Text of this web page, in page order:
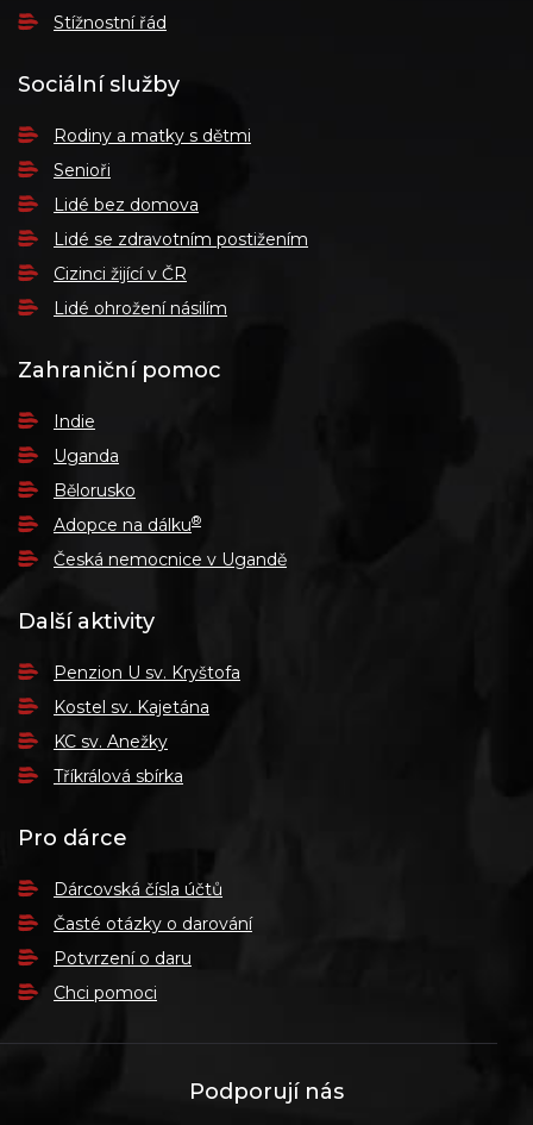
Stížnostní řád
Sociální služby
Rodiny a matky s dětmi
Senioři
Lidé bez domova
Lidé se zdravotním postižením
Cizinci žijící v ČR
Lidé ohrožení násilím
Zahraniční pomoc
Indie
Uganda
Bělorusko
Adopce na dálku®
Česká nemocnice v Ugandě
Další aktivity
Penzion U sv. Kryštofa
Kostel sv. Kajetána
KC sv. Anežky
Tříkrálová sbírka
Pro dárce
Dárcovská čísla účtů
Časté otázky o darování
Potvrzení o daru
Chci pomoci
Podporují nás